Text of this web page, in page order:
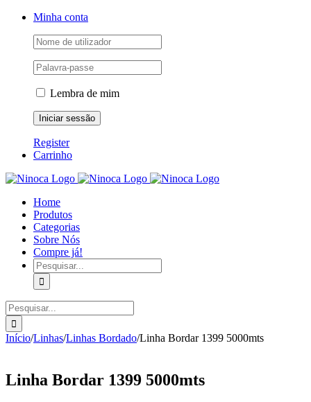
Skip
Facebook
Instagram
YouTubeMinha conta
Lembra de mim
Register
Carrinho
Home
Produtos
Categorias
Sobre Nós
Compre já!
Pesquisar
Pesquisar
Início/Linhas/Linhas Bordado/Linha Bordar 1399 5000mts
Linha Bordar 1399 5000mts